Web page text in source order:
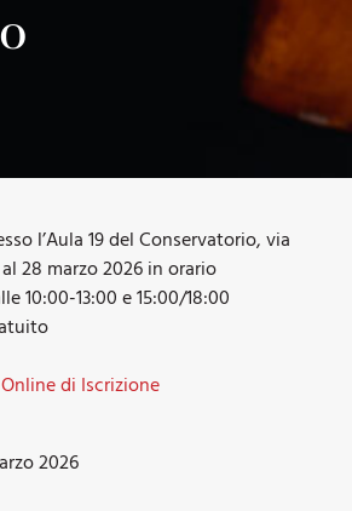
l’Aula 19 del Conservatorio, via
28 marzo 2026 in orario
10:00-13:00 e 15:00/18:00
di Iscrizione
2026